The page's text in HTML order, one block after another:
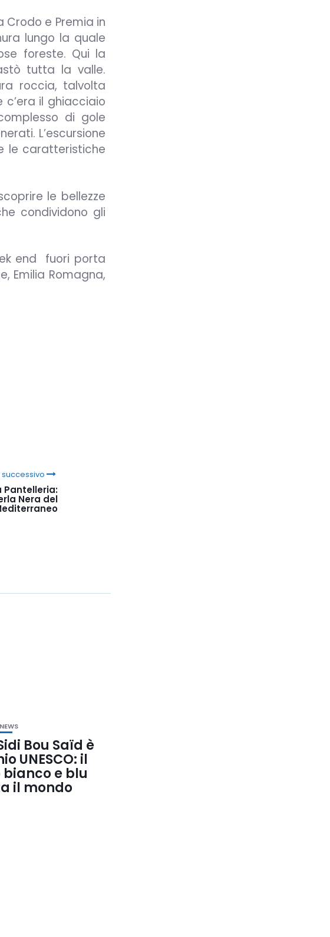
Crodo e Premia in
lungo la quale
foreste. Qui la
tutta la valle.
roccia, talvolta
il ghiacciaio
di gole
L’escursione
le caratteristiche
le bellezze
condividono gli
end fuori porta
Emilia Romagna,
Pantelleria:
Nera del
NEWS
Bou Saïd è
UNESCO: il
e blu
il mondo